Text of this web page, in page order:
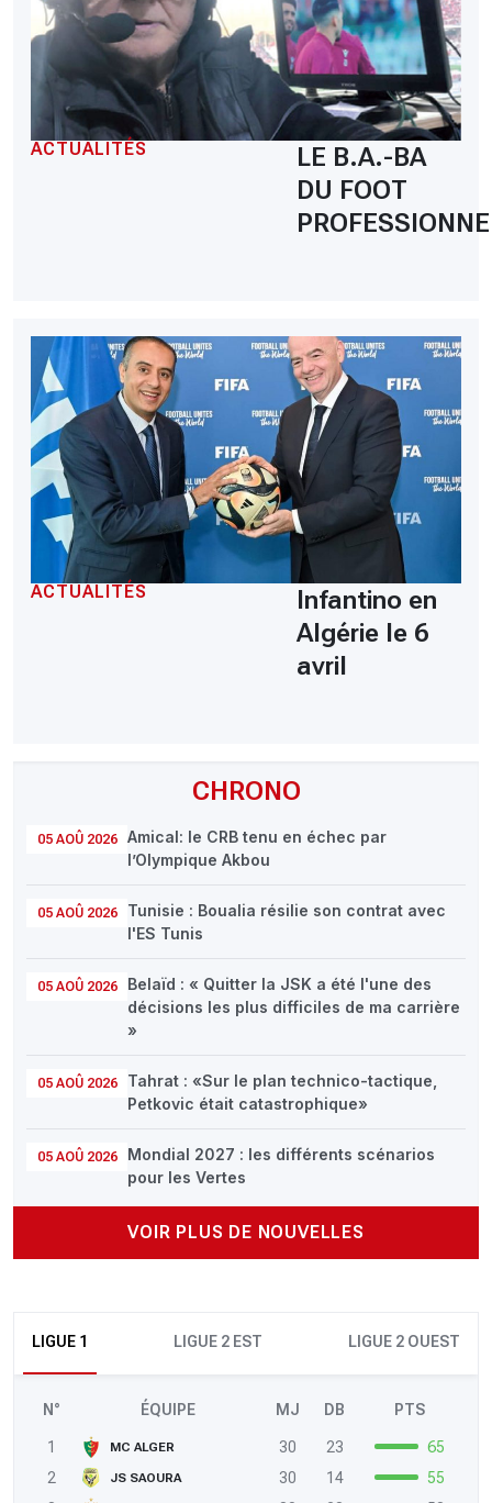
CHRONO
05 AOÛ 2026
Amical: le CRB tenu en échec par
l’Olympique Akbou
05 AOÛ 2026
Tunisie : Boualia résilie son contrat avec
l'ES Tunis
05 AOÛ 2026
Belaïd : « Quitter la JSK a été l'une des
décisions les plus difficiles de ma carrière
»
05 AOÛ 2026
Tahrat : «Sur le plan technico-tactique,
Petkovic était catastrophique»
05 AOÛ 2026
Mondial 2027 : les différents scénarios
pour les Vertes
VOIR PLUS DE NOUVELLES
LIGUE 1 LIGUE 2 EST LIGUE 2 OUEST
N° ÉQUIPE MJ DB PTS
1 MC ALGER 30 23
65
2
JS SAOURA 30 14
55
ACTUALITÉS
LE B.A.-BA
DU FOOT
ACTUALITÉS
Infantino en
Algérie le 6
avril